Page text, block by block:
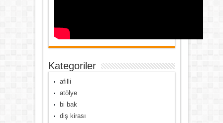
Kategoriler
afilli
atölye
bi bak
diş kirası